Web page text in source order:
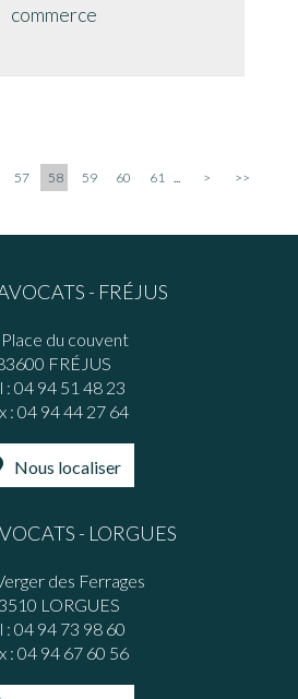
commerce
57 58 59 60 61 > >>
- FRÉJUS
du couvent
FRÉJUS
: 04 94 51 48 23
: 04 94 44 27 64
Nous localiser
- LORGUES
des Ferrages
LORGUES
: 04 94 73 98 60
: 04 94 67 60 56